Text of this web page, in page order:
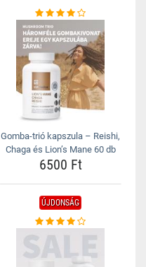
Gomba-trió kapszula – Reishi,
Chaga és Lion’s Mane 60 db
6500 Ft
ÚJDONSÁG